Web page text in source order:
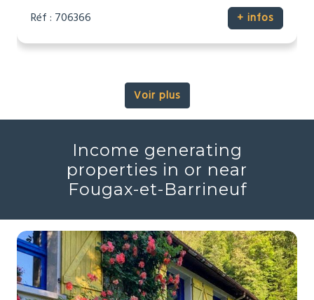
Réf : 706366 + infos
Voir plus
Income generating
properties in or near
Fougax-et-Barrineuf